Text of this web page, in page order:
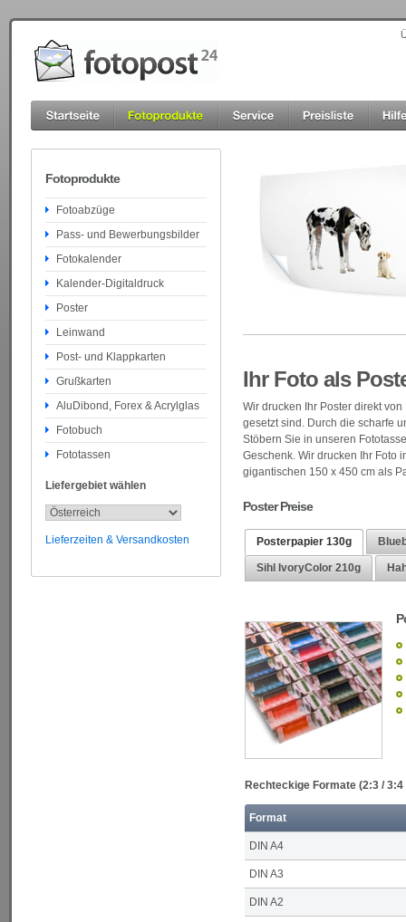
Fotoprodukte
Fotoabzüge
Pass- und Bewerbungsbilder
Fotokalender
Kalender-Digitaldruck
Poster
Leinwand
Post- und Klappkarten
Grußkarten
AluDibond, Forex & Acrylglas
Fotobuch
Fototassen
Liefergebiet wählen
Lieferzeiten & Versandkosten
Ihr Foto als
Wir drucken Ihr Poster direkt
gesetzt sind. Durch die scharfe
Stöbern Sie in unseren
Geschenk. Wir drucken Ihr Foto
gigantischen 150 x 450 cm als
Poster Preise
Posterpapier 130g
Sihl IvoryColor 210g
Rechteckige Formate (2:3 / 3:4
Format
DIN A4
DIN A3
DIN A2